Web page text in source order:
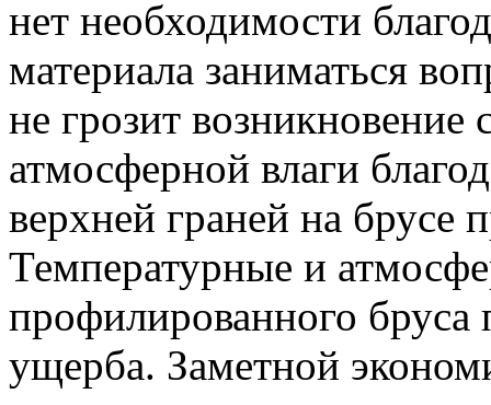
нет необходимости
материала заниматься
не грозит возникновение
атмосферной влаги
верхней граней на брусе
Температурные и
профилированного
ущерба. Заметной